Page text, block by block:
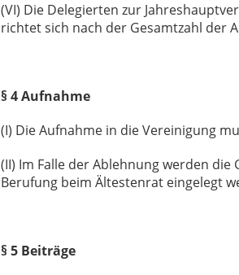
(VI) Die Delegierten zur
richtet sich nach der Gesamtzahl der
§ 4 Aufnahme
(I) Die Aufnahme in die Vereinigung
(II) Im Falle der Ablehnung werden
Berufung beim Ältestenrat eingelegt
§ 5 Beiträge